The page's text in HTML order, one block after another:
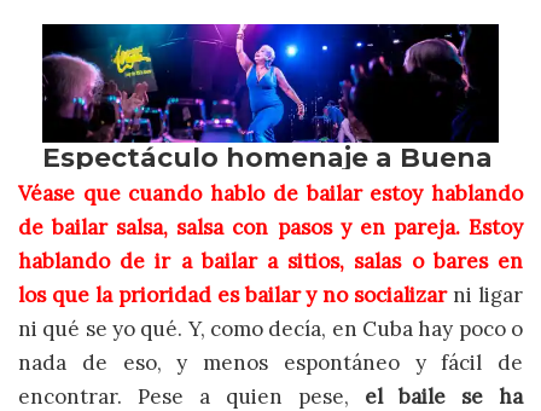
Véase que cuando hablo de bailar estoy hablando
de bailar salsa, salsa con pasos y en pareja. Estoy
hablando de ir a bailar a sitios, salas o bares en
los que la prioridad es bailar y no socializarni ligar
ni qué se yo qué. Y, como decía, en Cuba hay poco o
nada de eso, y menos espontáneo y fácil de
encontrar. Pese a quien pese, el baile se ha